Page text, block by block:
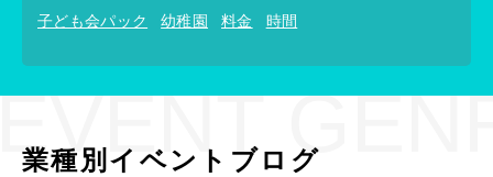
子ども会パック
幼稚園 料金 時間
業種別イベントブログ